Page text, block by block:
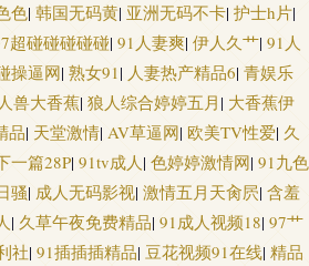
A级片 男人的天堂网页版 99青青草视频 国产福
情综合网 狼友福利群 红杏影视麻豆传媒 91全
洲资源网站 福利社91 午夜av 久草资源站AV 伊
碰91成人在线 日韩女同另类 狼友基地91 日本
韩无码三级影片 伊人婷婷色香五月 91拍拍视频
色| 韩国无码黄| 亚洲无码不卡| 护士h片|
超碰碰碰碰碰| 91人妻爽| 伊人久艹| 91人
操逼网| 熟女91| 人妻热产精品6| 青娱乐
兽大香蕉| 狼人综合婷婷五月 | 大香蕉伊
品| 天堂激情| AV草逼网| 欧美TV性爱| 久
一篇28P| 91tv成人| 色婷婷激情网| 91九色
骚| 成人无码影视| 激情五月天肏屄| 含羞
| 久草午夜免费精品| 91成人视频18| 97艹
社| 91插插插精品| 豆花视频91在线| 精品